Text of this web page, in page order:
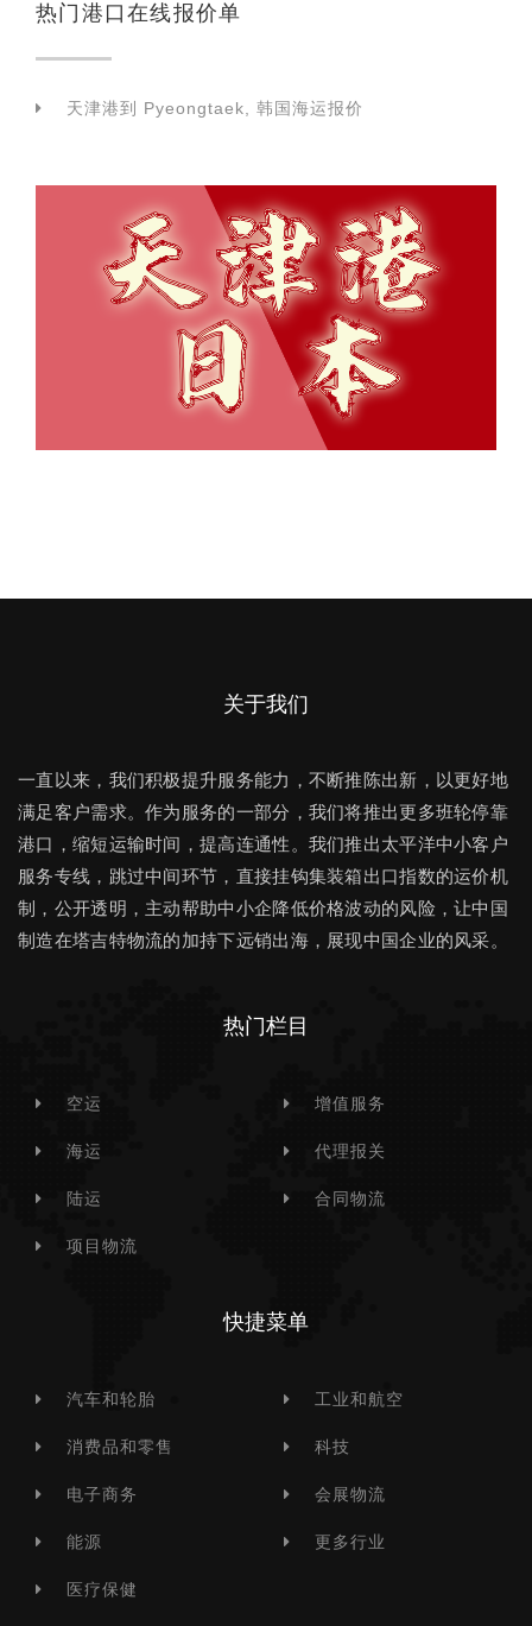
热门港口在线报价单
天津港到 Pyeongtaek, 韩国海运报价
关于我们
一直以来，我们积极提升服务能力，不断推陈出新，以更好地
满足客户需求。作为服务的一部分，我们将推出更多班轮停靠
港口，缩短运输时间，提高连通性。我们推出太平洋中小客户
服务专线，跳过中间环节，直接挂钩集装箱出口指数的运价机
制，公开透明，主动帮助中小企降低价格波动的风险，让中国
制造在塔吉特物流的加持下远销出海，展现中国企业的风采。
热门栏目
空运
海运
陆运
项目物流
增值服务
代理报关
合同物流
快捷菜单
汽车和轮胎
消费品和零售
电子商务
能源
医疗保健
工业和航空
科技
会展物流
更多行业